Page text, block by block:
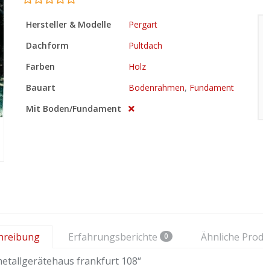
Hersteller & Modelle
Pergart
Dachform
Pultdach
Farben
Holz
Bauart
Bodenrahmen, Fundament
Mit Boden/Fundament
Erfahrungsberichte 0 Ähnliche
frankfurt 108“